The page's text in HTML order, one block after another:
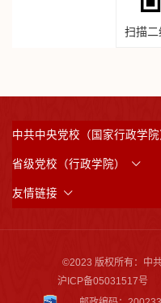
扫描
中共中央党校（国家行政学院
省级党校（行政学院）
友情链接
©2023 版权所有：中
沪ICP备05031517号